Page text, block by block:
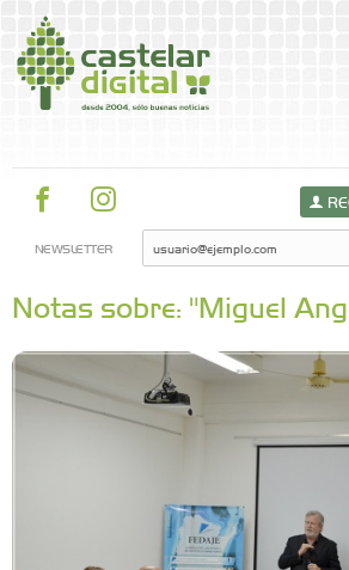
NEWSLETTER
Notas sobre: "Miguel